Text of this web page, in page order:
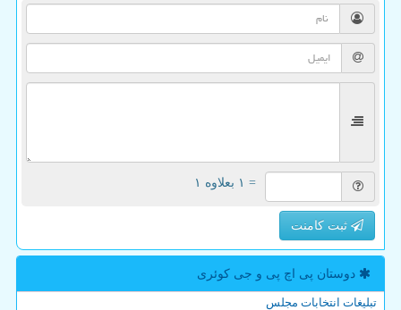
= ۱ بعلاوه ۱
ثبت کامنت
دوستان پی اچ پی و جی كوئری
تبلیغات انتخابات مجلس